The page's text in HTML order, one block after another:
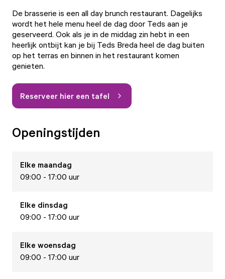
De brasserie is een all day brunch restaurant. Dagelijks
wordt het hele menu heel de dag door Teds aan je
geserveerd. Ook als je in de middag zin hebt in een
heerlijk ontbijt kan je bij Teds Breda heel de dag buiten
op het terras en binnen in het restaurant komen
genieten.
Reserveer hier een tafel
Openingstijden
Elke maandag
09:00 - 17:00 uur
Elke dinsdag
09:00 - 17:00 uur
Elke woensdag
09:00 - 17:00 uur